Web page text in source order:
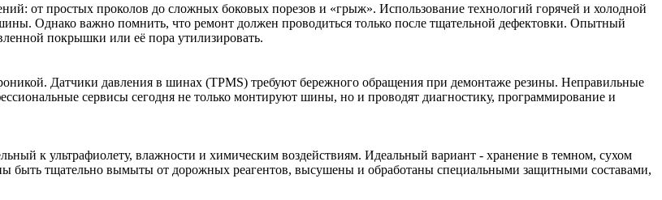
от простых проколов до сложных боковых порезов и «грыж». Использование технологий горячей и холодной
Однако важно помнить, что ремонт должен проводиться только после тщательной дефектовки. Опытный
покрышки или её пора утилизировать.
Датчики давления в шинах (TPMS) требуют бережного обращения при демонтаже резины. Неправильные
сервисы сегодня не только монтируют шины, но и проводят диагностику, программирование и
к ультрафиолету, влажности и химическим воздействиям. Идеальный вариант - хранение в темном, сухом
быть тщательно вымыты от дорожных реагентов, высушены и обработаны специальными защитными составами,